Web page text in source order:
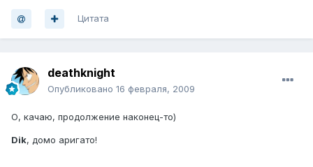
Цитата
deathknight
Опубликовано 16 февраля, 2009
О, качаю, продолжение наконец-то)
Dik, домо аригато!